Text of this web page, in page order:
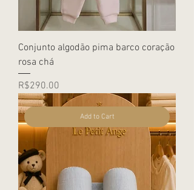
Conjunto algodão pima barco coração
rosa chá
Price
R$290.00
Add to Cart